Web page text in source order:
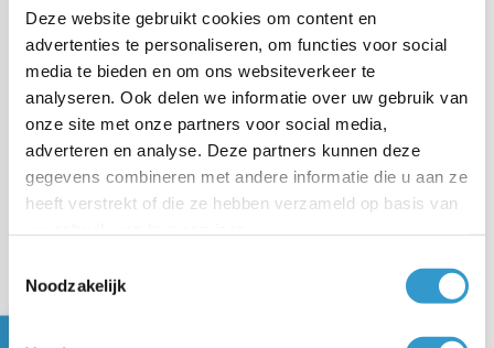
Deze website gebruikt cookies om content en
advertenties te personaliseren, om functies voor social
media te bieden en om ons websiteverkeer te
analyseren. Ook delen we informatie over uw gebruik van
onze site met onze partners voor social media,
adverteren en analyse. Deze partners kunnen deze
gegevens combineren met andere informatie die u aan ze
heeft verstrekt of die ze hebben verzameld op basis van
Noodzakelijk
(kleineondernemersregeling) in de
btw-uitleg
automatische controles door deBoekhoudbot
praktisch: vaak minder dan 10 minuten per maand
werk aan de administratie.
4. Zelfstandige IT’ers – jortt “spreekt
Zelfstandige IT’ers en developers herkennen zich vaak